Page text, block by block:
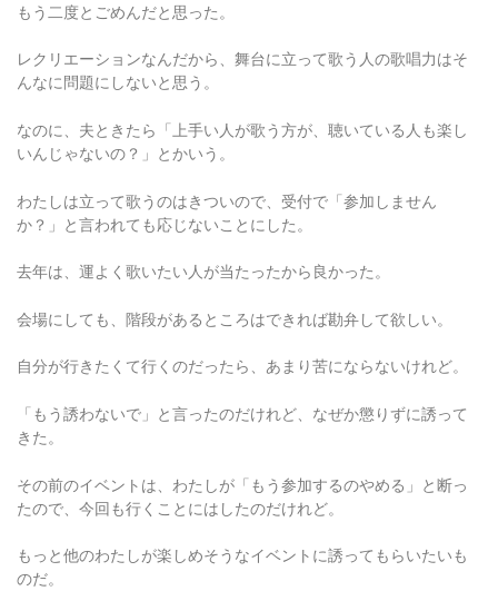
もう二度とごめんだと思った。
レクリエーションなんだから、舞台に立って歌う人の歌唱力はそ
んなに問題にしないと思う。
なのに、夫ときたら「上手い人が歌う方が、聴いている人も楽し
いんじゃないの？」とかいう。
わたしは立って歌うのはきついので、受付で「参加しません
か？」と言われても応じないことにした。
去年は、運よく歌いたい人が当たったから良かった。
会場にしても、階段があるところはできれば勘弁して欲しい。
自分が行きたくて行くのだったら、あまり苦にならないけれど。
「もう誘わないで」と言ったのだけれど、なぜか懲りずに誘って
きた。
その前のイベントは、わたしが「もう参加するのやめる」と断っ
たので、今回も行くことにはしたのだけれど。
もっと他のわたしが楽しめそうなイベントに誘ってもらいたいも
のだ。